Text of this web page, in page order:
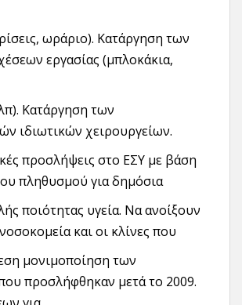
ωράριο). Κατάργηση των
εργασίας (μπλοκάκια,
Κατάργηση των
ιδιωτικών χειρουργείων.
προσλήψεις στο ΕΣΥ με βάση
πληθυσμού για δημόσια
ποιότητας υγεία. Να ανοίξουν
και οι κλίνες που
μονιμοποίηση των
προσλήφθηκαν μετά το 2009.